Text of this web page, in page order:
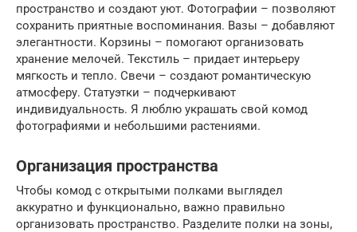
пространство и создают уют. Фотографии – позволяют
сохранить приятные воспоминания. Вазы – добавляют
элегантности. Корзины – помогают организовать
хранение мелочей. Текстиль – придает интерьеру
мягкость и тепло. Свечи – создают романтическую
атмосферу. Статуэтки – подчеркивают
индивидуальность. Я люблю украшать свой комод
фотографиями и небольшими растениями.
Организация пространства
Чтобы комод с открытыми полками выглядел
аккуратно и функционально, важно правильно
организовать пространство. Разделите полки на зоны,